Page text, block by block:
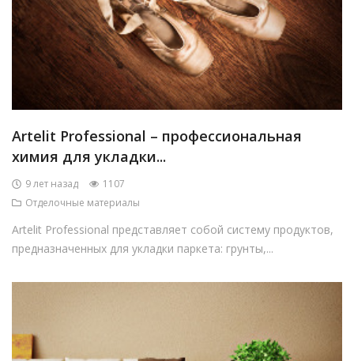
Artelit Professional – профессиональная
химия для укладки...
9 лет назад
1107
Отделочные материалы
Artelit Professional представляет собой систему продуктов,
предназначенных для укладки паркета: грунты,...